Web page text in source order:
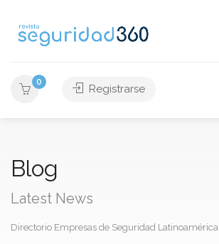
0
Registrarse
Blog
Latest News
Directorio Empresas de Seguridad Latinoamérica